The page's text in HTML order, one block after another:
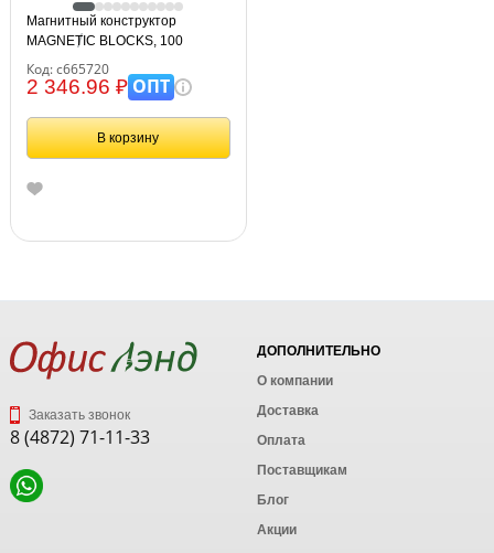
Магнитный конструктор
MAGNETIC BLOCKS, 100
карусель, BRAUBERG KIDS,
Код: с665720
2 346.96 ₽ОПТ
В корзину
Заказать звонок
8 (4872) 71-11-33
ДОПОЛНИТЕЛЬНО
О компании
Доставка
Оплата
Поставщикам
Блог
Акции